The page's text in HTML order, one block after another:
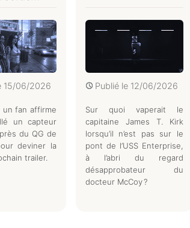
15/06/2026
un fan affirme
un capteur
du QG de
deviner la
trailer.
Publié le 12/06/2026
Sur quoi vaperait le
capitaine James T. Kirk
lorsqu’il n’est pas sur le
pont de l’USS Enterprise,
à l’abri du regard
désapprobateur du
docteur McCoy ?